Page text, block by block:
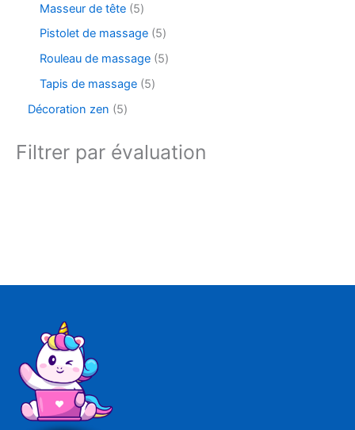
Masseur de tête 5
Pistolet de massage 5
Rouleau de massage 5
Tapis de massage 5
Décoration zen
5
Filtrer par évaluation